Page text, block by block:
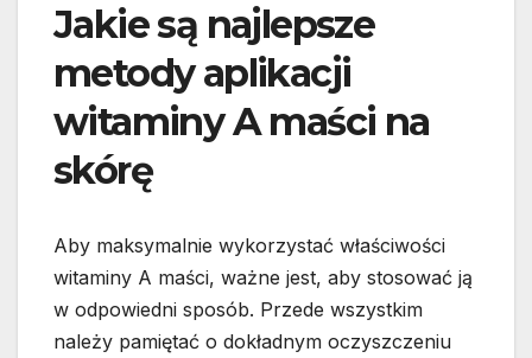
Jakie są najlepsze
metody aplikacji
witaminy A maści na
skórę
Aby maksymalnie wykorzystać właściwości
witaminy A maści, ważne jest, aby stosować ją
w odpowiedni sposób. Przede wszystkim
należy pamiętać o dokładnym oczyszczeniu